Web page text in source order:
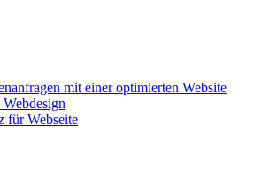
mit einer optimierten Website
für Webseite